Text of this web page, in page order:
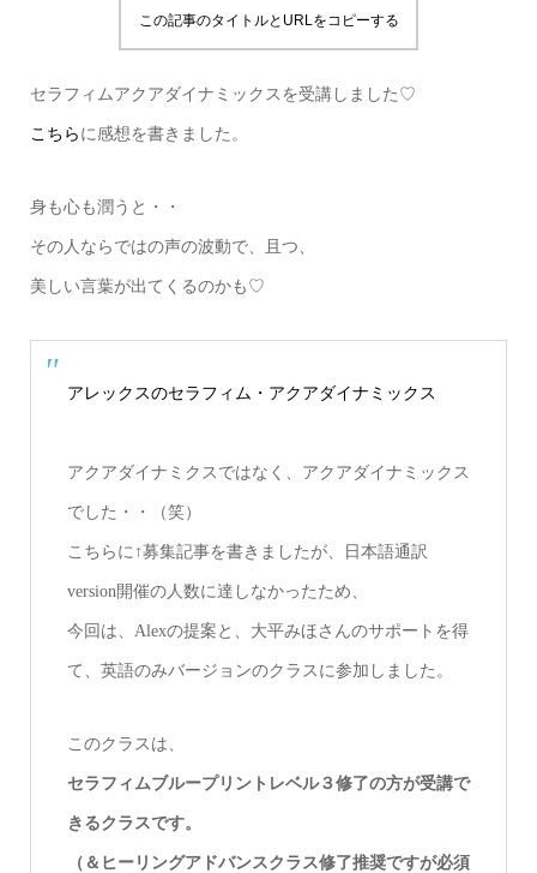
この記事のタイトルとURLをコピーする
セラフィムアクアダイナミックスを受講しました♡
こちら に感想を書きました。
身も心も潤うと・・
その人ならではの声の波動で、且つ、
美しい言葉が出てくるのかも♡
アレックスのセラフィム・アクアダイナミックス
アクアダイナミクスではなく、アクアダイナミックス
でした・・（笑）
こちらに↑募集記事を書きましたが、日本語通訳
version開催の人数に達しなかったため、
今回は、Alexの提案と、大平みほさんのサポートを得
て、英語のみバージョンのクラスに参加しました。
このクラスは、
セラフィムブループリントレベル３修了の方が受講で
きるクラスです。
（＆ヒーリングアドバンスクラス修了推奨ですが必須